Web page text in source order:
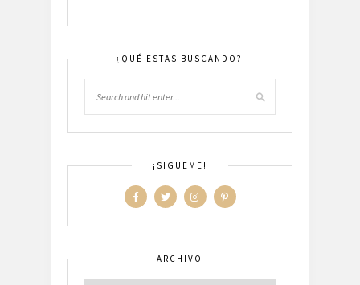
¿QUÉ ESTAS BUSCANDO?
¡SIGUEME!
ARCHIVO